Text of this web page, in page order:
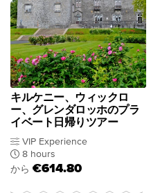
キルケニー、ウィックロ
ー、グレンダロッホのプラ
イベート日帰りツアー
VIP Experience
8 hours
から €614.80